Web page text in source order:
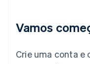
Vamos
Crie uma conta e
Itália
Japão